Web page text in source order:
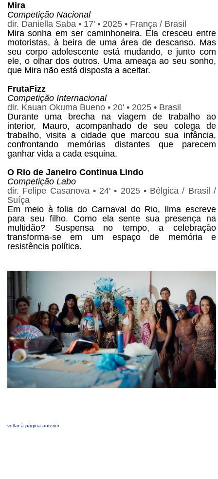
Mira
Competição Nacional
dir. Daniella Saba • 17' • 2025 • França / Brasil
Mira sonha em ser caminhoneira. Ela cresceu entre
motoristas, à beira de uma área de descanso. Mas
seu corpo adolescente está mudando, e junto com
ele, o olhar dos outros. Uma ameaça ao seu sonho,
que Mira não está disposta a aceitar.
FrutaFizz
Competição Internacional
dir. Kauan Okuma Bueno • 20' • 2025 • Brasil
Durante uma brecha na viagem de trabalho ao
interior, Mauro, acompanhado de seu colega de
trabalho, visita a cidade que marcou sua infância,
confrontando memórias distantes que parecem
ganhar vida a cada esquina.
O Rio de Janeiro Continua Lindo
Competição Labo
dir. Felipe Casanova • 24' • 2025 • Bélgica / Brasil /
Suíça
Em meio à folia do Carnaval do Rio, Ilma escreve
para seu filho. Como ela sente sua presença na
multidão? Suspensa no tempo, a celebração
transforma-se em um espaço de memória e
resistência política.
voltar à página anterior